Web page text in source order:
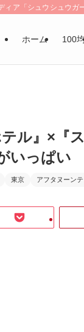
ア「シュウシュウガー
ホーム 100
ル』×『
いっぱい
東京 アフタヌーン